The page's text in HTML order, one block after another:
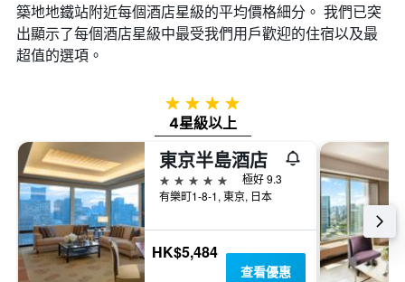
築地地鐵站附近每個酒店星級的平均價格細分。 我們已突
出顯示了每個酒店星級中最受我們用戶歡迎的住宿以及最
超值的選項。
4星級
4星級以上
東京半島酒店
5星級
極好 9.3
有樂町1-8-1, 東京, 日本
HK$5,484
查看優惠